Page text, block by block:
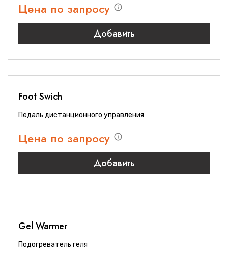
Цена по запросу
Добавить
Foot Swich
Педаль дистанционного управления
Цена по запросу
Добавить
Gel Warmer
Подогреватель геля